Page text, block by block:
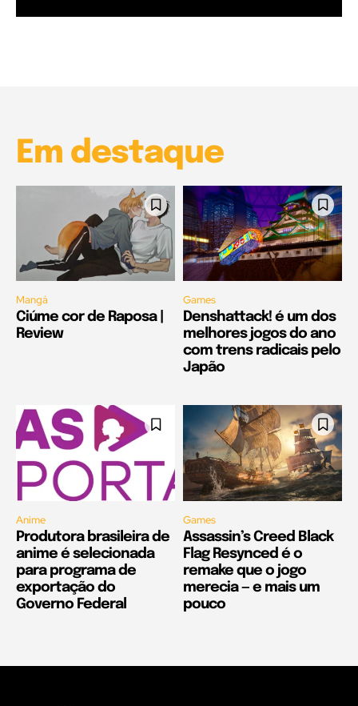
Em destaque
Mangá
Ciúme cor de Raposa |
Review
Games
Denshattack! é um dos
melhores jogos do ano
com trens radicais pelo
Japão
Anime
Produtora brasileira de
anime é selecionada
para programa de
exportação do
Governo Federal
Games
Assassin’s Creed Black
Flag Resynced é o
remake que o jogo
merecia — e mais um
pouco